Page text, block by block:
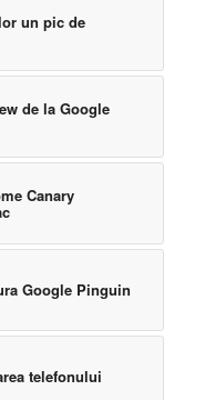
un pic de
de la Google
Canary
Google Pinguin
telefonului